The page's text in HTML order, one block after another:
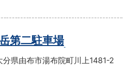
第二駐車場
分県由布市湯布院町川上1481-2